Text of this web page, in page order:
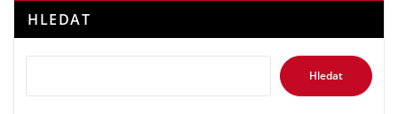
HLEDAT
Hledat